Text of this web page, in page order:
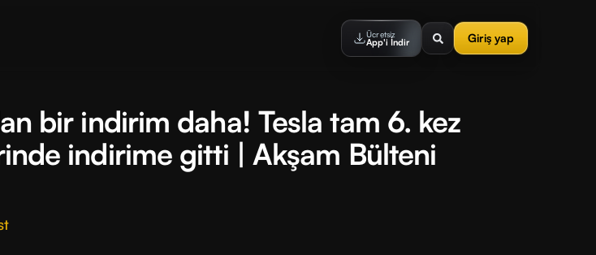
Ücretsiz
App'i İndir Giriş yap
bir indirim daha! Tesla tam 6. kez
indirime gitti | Akşam Bülteni